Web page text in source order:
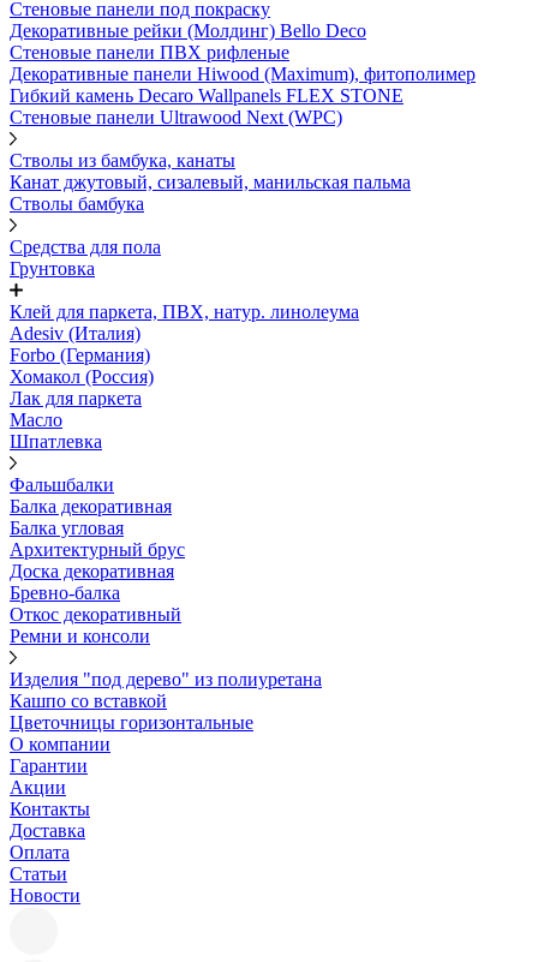
Стеновые панели под покраску
Декоративные рейки (Молдинг) Bello Deco
Стеновые панели ПВХ рифленыe
Декоративные панели Hiwood (Maximum), фитополимер
Гибкий камень Decaro Wallpanels FLEX STONE
Стеновые панели Ultrawood Next (WPC)
Стволы из бамбука, канаты
Канат джутовый, сизалевый, манильская пальма
Стволы бамбука
Средства для пола
Грунтовка
Клей для паркета, ПВХ, натур. линолеума
Adesiv (Италия)
Forbo (Германия)
Хомакол (Россия)
Лак для паркета
Масло
Шпатлевка
Фальшбалки
Балка декоративная
Балка угловая
Архитектурный брус
Доска декоративная
Бревно-балка
Откос декоративный
Ремни и консоли
Изделия "под дерево" из полиуретана
Кашпо со вставкой
Цветочницы горизонтальные
О компании
Гарантии
Акции
Контакты
Доставка
Оплата
Статьи
Новости